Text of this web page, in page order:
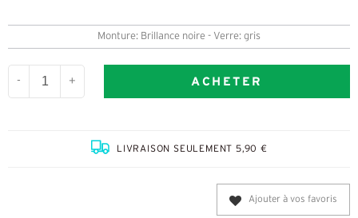
Monture: Brillance noire - Verre: gris
- + ACHETER
LIVRAISON SEULEMENT 5,90 €
Ajouter à vos favoris